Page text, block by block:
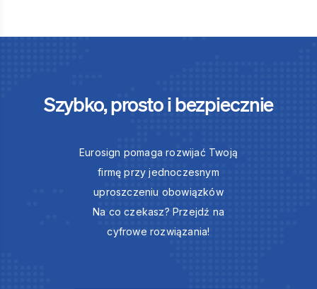
Szybko, prosto i bezpiecznie
Eurosign pomaga rozwijać Twoją
firmę przy jednoczesnym
uproszczeniu obowiązków
Na co czekasz? Przejdź na
cyfrowe rozwiązania!